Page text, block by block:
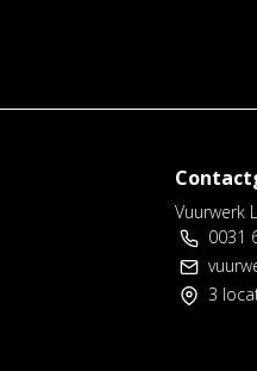
Vuurwerk
0031
3